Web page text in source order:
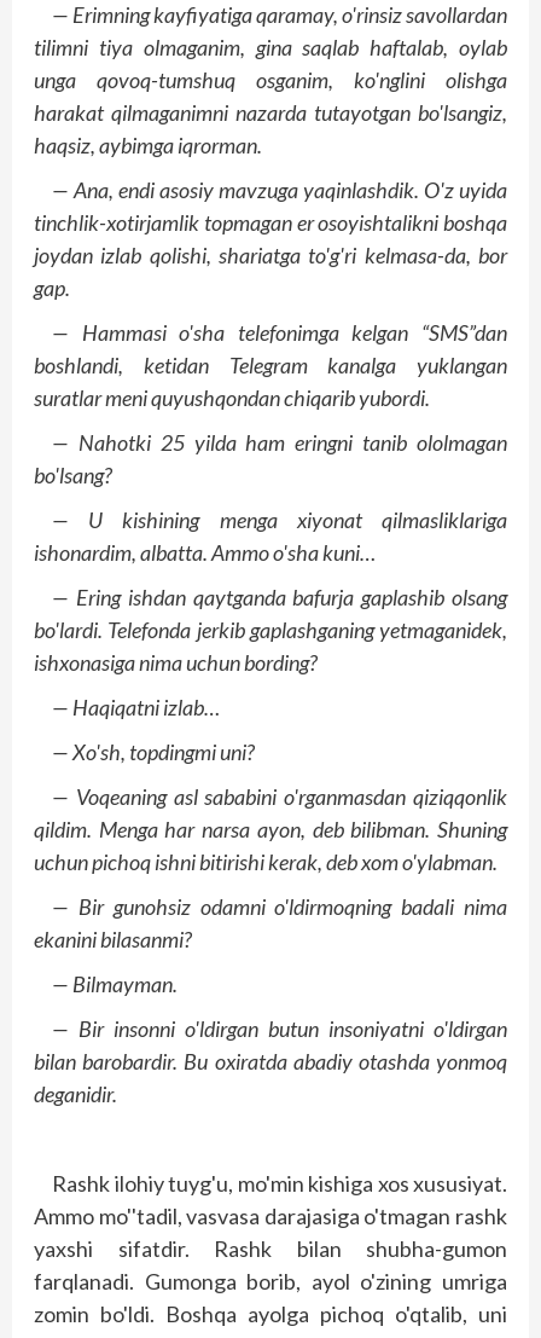
— Erimning kayfiyatiga qaramay, o'rinsiz savollardan
tilimni tiya olmaganim, gina saqlab haftalab, oylab
unga qovoq-tumshuq osganim, ko'nglini olishga
harakat qilmaganimni nazarda tutayotgan bo'lsangiz,
haqsiz, aybimga iqrorman.
— Ana, endi asosiy mavzuga yaqinlashdik. O'z uyida
tinchlik-xotirjamlik topmagan er osoyishtalikni boshqa
joydan izlab qolishi, shariatga to'g'ri kelmasa-da, bor
gap.
— Hammasi o'sha telefonimga kelgan “SMS”dan
boshlandi, ketidan Telegram kanalga yuklangan
suratlar meni quyushqondan chiqarib yubordi.
— Nahotki 25 yilda ham eringni tanib ololmagan
bo'lsang?
— U kishining menga xiyonat qilmasliklariga
ishonardim, albatta. Ammo o'sha kuni…
— Ering ishdan qaytganda bafurja gaplashib olsang
bo'lardi. Telefonda jerkib gaplashganing yetmaganidek,
ishxonasiga nima uchun bording?
— Haqiqatni izlab…
— Xo'sh, topdingmi uni?
— Voqeaning asl sababini o'rganmasdan qiziqqonlik
qildim. Menga har narsa ayon, deb bilibman. Shuning
uchun pichoq ishni bitirishi kerak, deb xom o'ylabman.
— Bir gunohsiz odamni o'ldirmoqning badali nima
ekanini bilasanmi?
— Bilmayman.
— Bir insonni o'ldirgan butun insoniyatni o'ldirgan
bilan barobardir. Bu oxiratda abadiy otashda yonmoq
deganidir.
Rashk ilohiy tuyg'u, mo'min kishiga xos xususiyat.
Ammo mo''tadil, vasvasa darajasiga o'tmagan rashk
yaxshi sifatdir. Rashk bilan shubha-gumon
farqlanadi. Gumonga borib, ayol o'zining umriga
zomin bo'ldi. Boshqa ayolga pichoq o'qtalib, uni